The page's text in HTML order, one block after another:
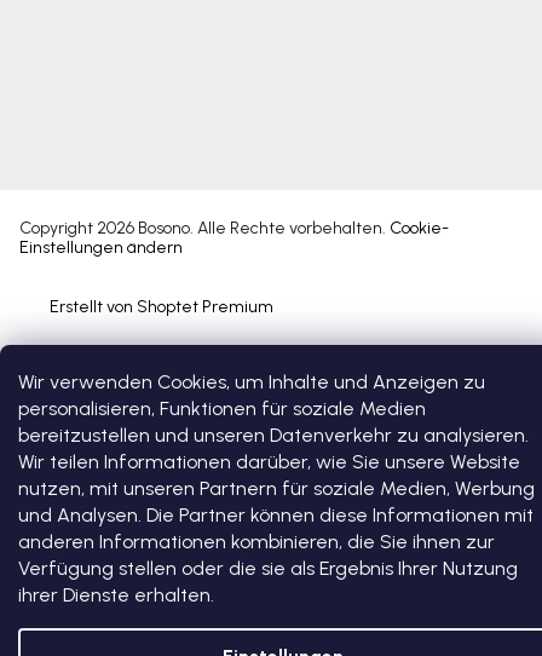
Wir verwenden Cookies, um Inhalte und Anzeigen zu
personalisieren, Funktionen für soziale Medien
bereitzustellen und unseren Datenverkehr zu analysieren.
Wir teilen Informationen darüber, wie Sie unsere Website
nutzen, mit unseren Partnern für soziale Medien, Werbung
und Analysen. Die Partner können diese Informationen mit
anderen Informationen kombinieren, die Sie ihnen zur
Verfügung stellen oder die sie als Ergebnis Ihrer Nutzung
ihrer Dienste erhalten.
Erstellt von Shoptet Premium
Copyright 2026 Bosono. Alle Rechte vorbehalten. Cookie-
Einstellungen ändern